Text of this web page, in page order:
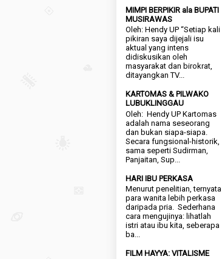
MIMPI BERPIKIR ala BUPATI
MUSIRAWAS
Oleh: Hendy UP “Setiap kali
pikiran saya dijejali isu
aktual yang intens
didiskusikan oleh
masyarakat dan birokrat,
ditayangkan TV...
KARTOMAS & PILWAKO
LUBUKLINGGAU
Oleh: Hendy UP Kartomas
adalah nama seseorang
dan bukan siapa-siapa.
Secara fungsional-historik,
sama seperti Sudirman,
Panjaitan, Sup...
HARI IBU PERKASA
Menurut penelitian, ternyata
para wanita lebih perkasa
daripada pria. Sederhana
cara mengujinya: lihatlah
istri atau ibu kita, seberapa
ba...
FILM HAYYA: VITALISME